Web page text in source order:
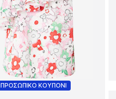
ΠΡΟΣΩΠΙΚΟ ΚΟΥΠΟΝΙ